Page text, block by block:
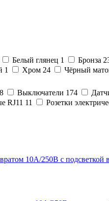
Белый глянец 1 Бронза
1 Хром 24 Чёрный
8 Выключатели 174
RJ11 11 Розетки
10А/250В с подсветкой